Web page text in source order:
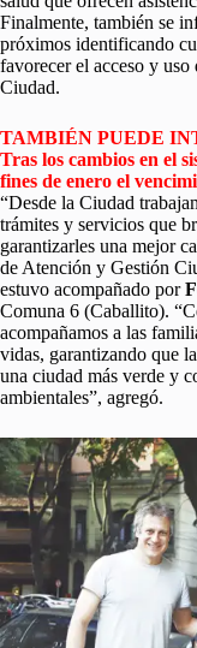
Finalmente, también se
próximos identificando
favorecer el acceso y uso
Ciudad.
TAMBIÉN PUEDE
Tras los cambios en el
fines de enero el
“Desde la Ciudad
trámites y servicios que
garantizarles una mejor
de Atención y Gestión
estuvo acompañado por
Comuna 6 (Caballito).
acompañamos a las
vidas, garantizando que
una ciudad más verde y
ambientales”, agregó.